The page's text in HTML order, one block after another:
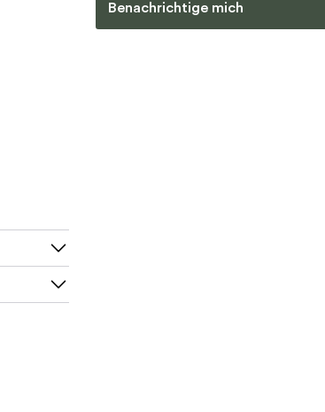
Benachrichtige mich